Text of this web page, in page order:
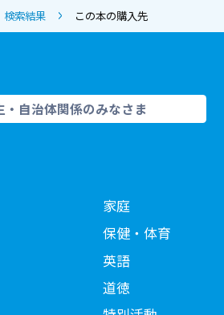
検索結果 この本の購入先
・自治体関係のみなさま
家庭
保健・体育
英語
道徳